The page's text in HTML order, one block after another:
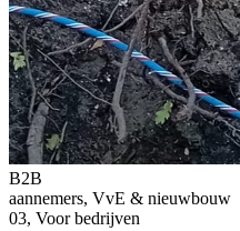
B2B
aannemers, VvE & nieuwbouw
03, Voor bedrijven